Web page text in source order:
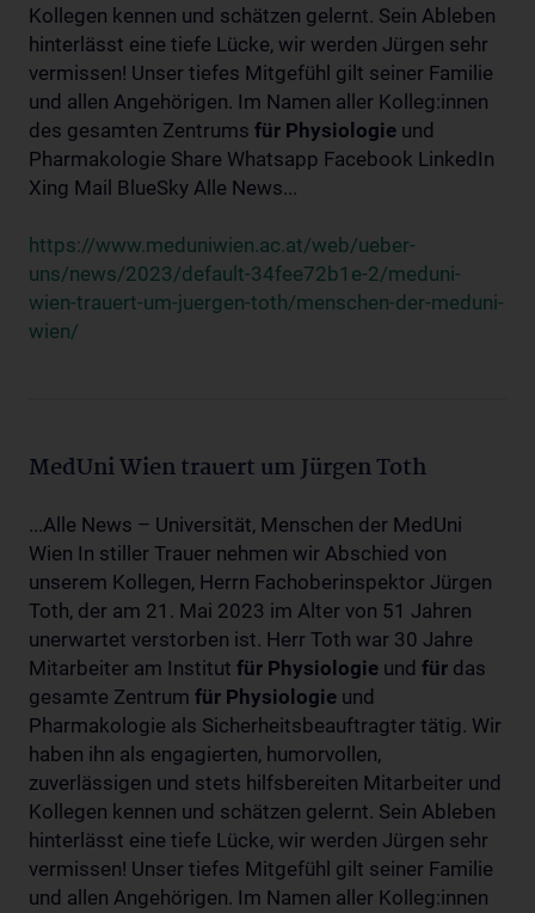
Kollegen kennen und schätzen gelernt. Sein Ableben
hinterlässt eine tiefe Lücke, wir werden Jürgen sehr
vermissen! Unser tiefes Mitgefühl gilt seiner Familie
und allen Angehörigen. Im Namen aller Kolleg:innen
des gesamten Zentrums für Physiologie und
Pharmakologie Share Whatsapp Facebook LinkedIn
Xing Mail BlueSky Alle News...
https://www.meduniwien.ac.at/web/ueber-
uns/news/2023/default-34fee72b1e-2/meduni-
wien-trauert-um-juergen-toth/menschen-der-meduni-
wien/
MedUni Wien trauert um Jürgen Toth
...Alle News – Universität, Menschen der MedUni
Wien In stiller Trauer nehmen wir Abschied von
unserem Kollegen, Herrn Fachoberinspektor Jürgen
Toth, der am 21. Mai 2023 im Alter von 51 Jahren
unerwartet verstorben ist. Herr Toth war 30 Jahre
Mitarbeiter am Institut für Physiologie und für das
gesamte Zentrum für Physiologie und
Pharmakologie als Sicherheitsbeauftragter tätig. Wir
haben ihn als engagierten, humorvollen,
zuverlässigen und stets hilfsbereiten Mitarbeiter und
Kollegen kennen und schätzen gelernt. Sein Ableben
hinterlässt eine tiefe Lücke, wir werden Jürgen sehr
vermissen! Unser tiefes Mitgefühl gilt seiner Familie
und allen Angehörigen. Im Namen aller Kolleg:innen